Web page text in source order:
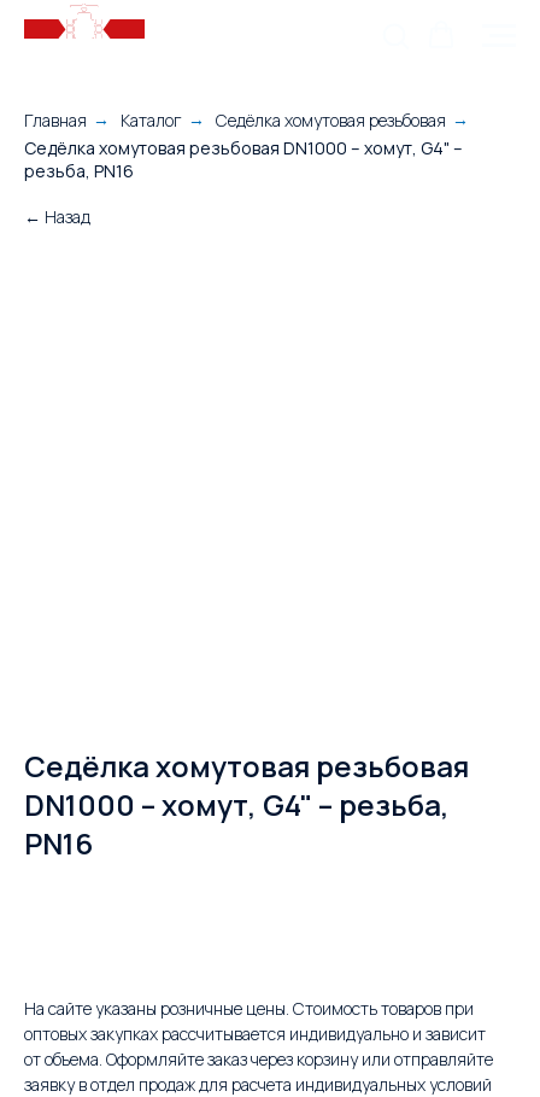
Главная → Каталог → Седёлка хомутовая резьбовая →
Седёлка хомутовая резьбовая DN1000 – хомут, G4" –
резьба, PN16
← Назад
Седёлка хомутовая резьбовая
DN1000 – хомут, G4" – резьба,
PN16
На сайте указаны розничные цены. Стоимость товаров при
оптовых закупках рассчитывается индивидуально и зависит
от объема. Оформляйте заказ через корзину или отправляйте
заявку в отдел продаж для расчета индивидуальных условий